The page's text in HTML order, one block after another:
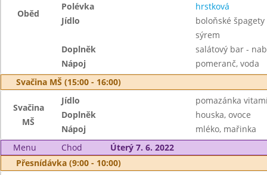
Oběd
Polévka
hrstková
Jídlo
boloňské
sýrem
Doplněk
salátový bar -
Nápoj
pomeranč, voda
Svačina MŠ (15:00 - 16:00)
Svačina
MŠ
Jídlo
pomazánka
Doplněk
houska, ovoce
Nápoj
mléko, mařinka
Menu
Chod
Úterý 7. 6. 2022
Přesnídávka (9:00 - 10:00)